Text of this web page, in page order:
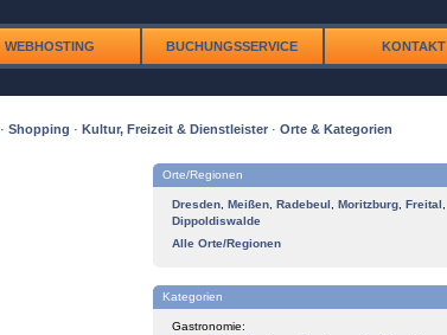
WEBHOSTING BUCHUNGSSERVICE KONTAKT
· Shopping · Kultur, Freizeit & Dienstleister · Orte & Kategorien
Orte/Regionen
Dresden Meißen Radebeul Moritzburg Freital
Dippoldiswalde
Alle Orte/Regionen
Kategorien
Gastronomie: